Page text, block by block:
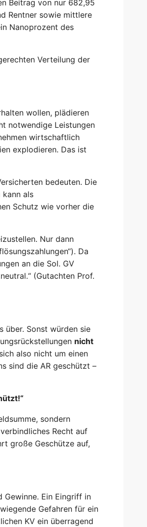
Beitrag von nur 682,95
Rentner sowie mittlere
Nanoprozent des
Verteilung der
wollen, plädieren
notwendige Leistungen
wirtschaftlich
explodieren. Das ist
bedeuten. Die
kann als
Schutz wie vorher die
Nur dann
Da
an die Sol. GV
(Gutachten Prof.
über. Sonst würden sie
nicht
also nicht um einen
sind die AR geschützt –
sondern
Recht auf
große Geschütze auf,
Gewinne. Ein Eingriff in
Gefahren für ein
KV ein überragend